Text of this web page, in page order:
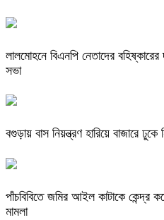
লালমোহনে বিএনপি নেতাদের
সভা
বগুড়ায় বাস নিয়ন্ত্রণ হারিয়ে
পাঁচবিবিতে জমির আইল কাটাকে কেন্দ্র
মামলা